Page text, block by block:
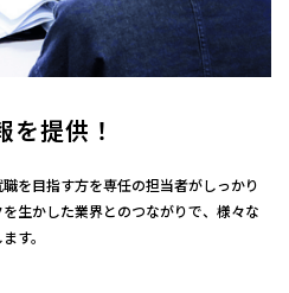
を提供！
を目指す方を専任の担当者がしっかり
生かした業界とのつながりで、様々な
す。